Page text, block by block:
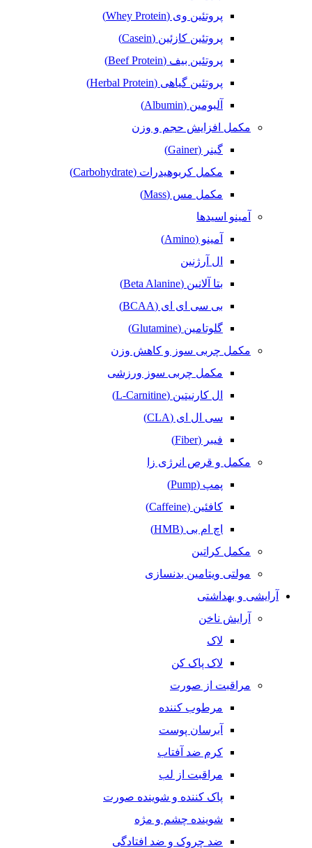
پروتئین وی (Whey Protein)
پروتئین کازئین (Casein)
پروتئین بیف (Beef Protein)
پروتئین گیاهی (Herbal Protein)
آلبومین (Albumin)
مکمل افزایش حجم و وزن
گینر (Gainer)
مکمل کربوهیدرات (Carbohydrate)
مکمل مس (Mass)
آمینو اسیدها
آمینو (Amino)
ال آرژنین
بتا آلانین (Beta Alanine)
بی سی ای ای (BCAA)
گلوتامین (Glutamine)
مکمل‌ چربی‌ سوز و کاهش وزن
مکمل چربی سوز ورزشی
ال کارنیتین (L-Carnitine)
سی ال ای (CLA)
فیبر (Fiber)
مکمل و قرص انرژی زا
پمپ (Pump)
کافئین (Caffeine)
اچ ام بی (HMB)
مکمل کراتین
مولتی ویتامین بدنسازی
آرایشی و بهداشتی
آرایش ناخن
لاک
لاک پاک کن
مراقبت از صورت
مرطوب کننده
آبرسان پوست
کرم ضد آفتاب
مراقبت از لب
پاک کننده و شوینده صورت
شوینده چشم و مژه
ضد چروک و ضد افتادگی